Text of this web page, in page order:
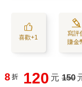
喜歡+1
寫評
賺金
8 折 120 元 150